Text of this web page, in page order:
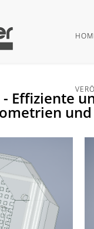
- Effiziente